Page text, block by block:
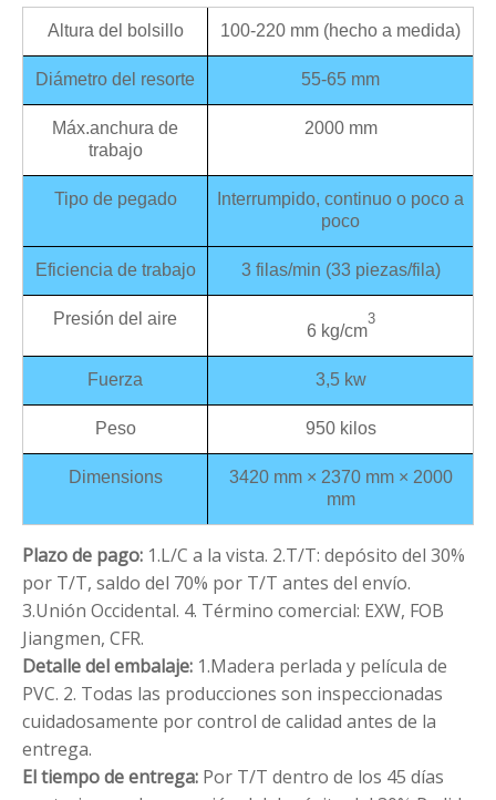
Altura del bolsillo 100-220 mm (hecho a medida)
Diámetro del resorte 55-65 mm
Máx.anchura de
trabajo
2000 mm
Tipo de pegado
Interrumpido, continuo o poco a
poco
Eficiencia de trabajo 3 filas/min (33 piezas/fila)
Presión del aire
6 kg/cm
3
Fuerza 3,5 kw
Peso 950 kilos
Dimensions
3420 mm × 2370 mm × 2000
mm
Plazo de pago: 1.L/C a la vista. 2.T/T: depósito del 30%
por T/T, saldo del 70% por T/T antes del envío.
3.Unión Occidental. 4. Término comercial: EXW, FOB
Jiangmen, CFR.
Detalle del embalaje: 1.Madera perlada y película de
PVC. 2. Todas las producciones son inspeccionadas
cuidadosamente por control de calidad antes de la
entrega.
El tiempo de entrega: Por T/T dentro de los 45 días